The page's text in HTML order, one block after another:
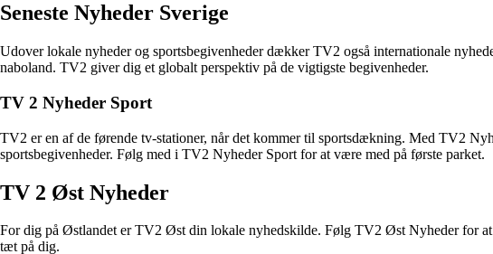
Seneste Nyheder Sverige
Udover lokale nyheder og sportsbegivenheder dækker TV2 også internationale
naboland. TV2 giver dig et globalt perspektiv på de vigtigste begivenheder.
TV 2 Nyheder Sport
TV2 er en af de førende tv-stationer, når det kommer til sportsdækning. Med TV2
sportsbegivenheder. Følg med i TV2 Nyheder Sport for at være med på første parket.
TV 2 Øst Nyheder
For dig på Østlandet er TV2 Øst din lokale nyhedskilde. Følg TV2 Øst Nyheder for
tæt på dig.